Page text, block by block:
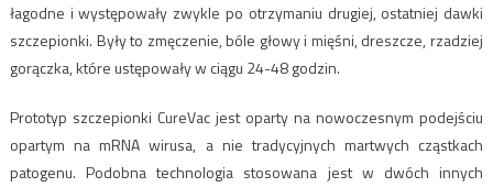
łagodne i występowały zwykle po otrzymaniu drugiej, ostatniej dawki
szczepionki. Były to zmęczenie, bóle głowy i mięśni, dreszcze, rzadziej
gorączka, które ustępowały w ciągu 24-48 godzin.
Prototyp szczepionki CureVac jest oparty na nowoczesnym podejściu
opartym na mRNA wirusa, a nie tradycyjnych martwych cząstkach
patogenu. Podobna technologia stosowana jest w dwóch innych